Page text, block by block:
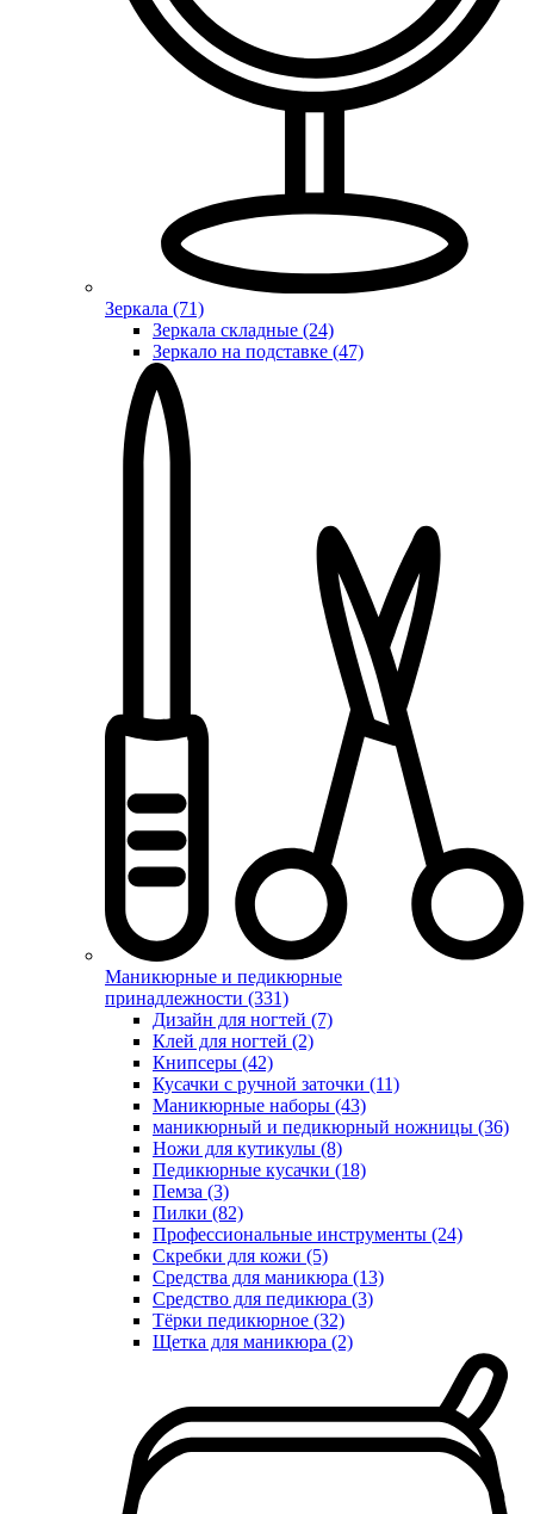
Зеркала (71)
Зеркала складные (24)
Зеркало на подставке (47)
Маникюрные и педикюрные
принадлежности (331)
Дизайн для ногтей (7)
Клей для ногтей (2)
Книпсеры (42)
Кусачки с ручной заточки (11)
Маникюрные наборы (43)
маникюрный и педикюрный ножницы (36)
Ножи для кутикулы (8)
Педикюрные кусачки (18)
Пемза (3)
Пилки (82)
Профессиональные инструменты (24)
Скребки для кожи (5)
Средства для маникюра (13)
Средство для педикюра (3)
Тёрки педикюрное (32)
Щетка для маникюра (2)